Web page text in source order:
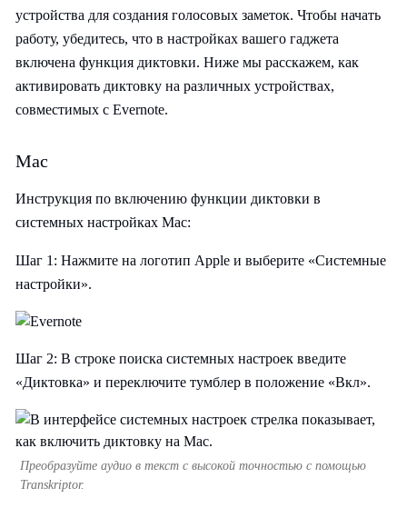
устройства для создания голосовых заметок. Чтобы начать
работу, убедитесь, что в настройках вашего гаджета
включена функция диктовки. Ниже мы расскажем, как
активировать диктовку на различных устройствах,
совместимых с Evernote.
Mac
Инструкция по включению функции диктовки в
системных настройках Mac:
Шаг 1: Нажмите на логотип Apple и выберите «Системные
настройки».
Шаг 2: В строке поиска системных настроек введите
«Диктовка» и переключите тумблер в положение «Вкл».
Преобразуйте аудио в текст с высокой точностью с помощью
Transkriptor.